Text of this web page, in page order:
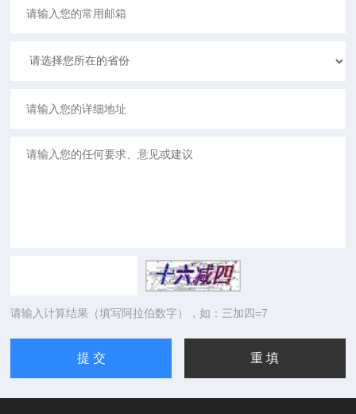
请输入计算结果（填写阿拉伯数字），如：三加四=7